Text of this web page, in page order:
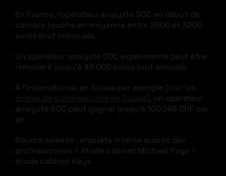
En France, l’opérateur analyste SOC en début de
carrière touche en moyenne entre 2600 et 3200
euros brut mensuels.
Un opérateur analyste SOC expérimenté peut être
rémunéré jusqu’à 48 000 euros brut annuels.
A l’international, en Suisse par exemple (voir les
écoles de cybersécurité en Suisse), un opérateur
analyste SOC peut gagner jusqu’à 100 246 CHF par
an.
Source salaires : enquête interne auprès des
professionnels + étude cabinet Michael Page +
étude cabinet Hays.